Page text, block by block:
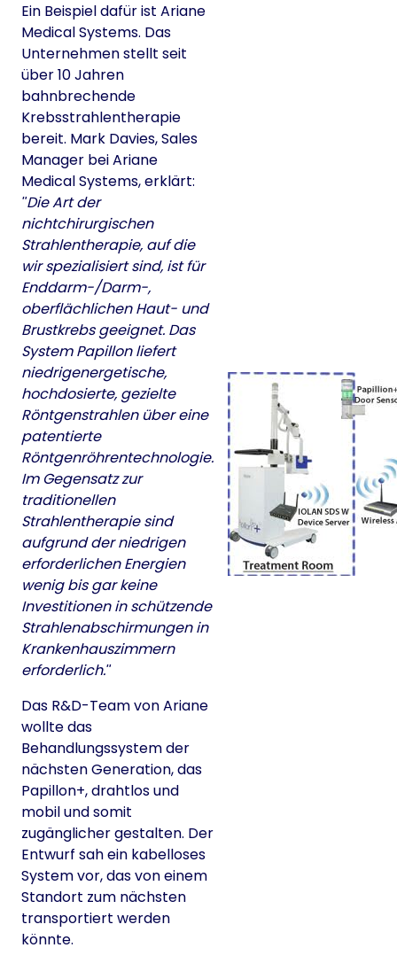
Ein Beispiel dafür ist Ariane
Medical Systems. Das
Unternehmen stellt seit
über 10 Jahren
bahnbrechende
Krebsstrahlentherapie
bereit. Mark Davies, Sales
Manager bei Ariane
Medical Systems, erklärt:
Die Art der
nichtchirurgischen
Strahlentherapie, auf die
wir spezialisiert sind, ist für
Enddarm-/Darm-,
oberflächlichen Haut- und
Brustkrebs geeignet. Das
System Papillon liefert
niedrigenergetische,
hochdosierte, gezielte
Röntgenstrahlen über eine
patentierte
Röntgenröhrentechnologie.
Im Gegensatz zur
traditionellen
Strahlentherapie sind
aufgrund der niedrigen
erforderlichen Energien
wenig bis gar keine
Investitionen in schützende
Strahlenabschirmungen in
Krankenhauszimmern
erforderlich.
Das R&D-Team von Ariane
wollte das
Behandlungssystem der
nächsten Generation, das
Papillon+, drahtlos und
mobil und somit
zugänglicher gestalten. Der
Entwurf sah ein kabelloses
System vor, das von einem
Standort zum nächsten
transportiert werden
könnte.